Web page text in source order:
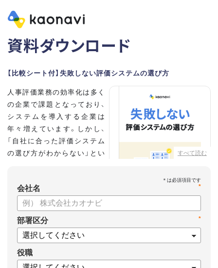
資料ダウンロード
【比較シート付】失敗しない評価システムの選び方
すべて読む
人事評価業務の効率化は多く
の企業で課題となっており、
システムを導入する企業は
年々増えています。しかし、
「自社に合った評価システム
の選び方がわからない」とい
こちらの資料では、
・人事評価システムが必要な企業の特徴
・導入検討に必要な3つの視点
・7つの選定ポイント
についてまとめましたので、ぜひお役立てください。
*
会社名
*
部署区分
役職